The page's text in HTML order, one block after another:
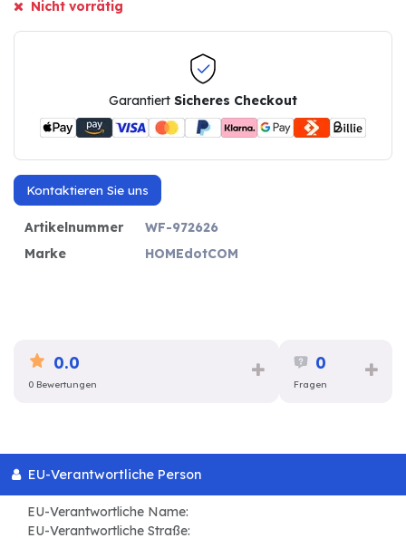
Nicht vorrätig
Garantiert Sicheres Checkout
Kontaktieren Sie uns
Artikelnummer
WF-972626
Marke
HOMEdotCOM
0.0
0 Bewertungen
0
Fragen
EU-Verantwortliche Person
EU-Verantwortliche Name:
EU-Verantwortliche Straße: